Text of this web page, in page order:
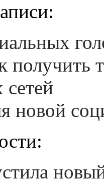
получить
новой